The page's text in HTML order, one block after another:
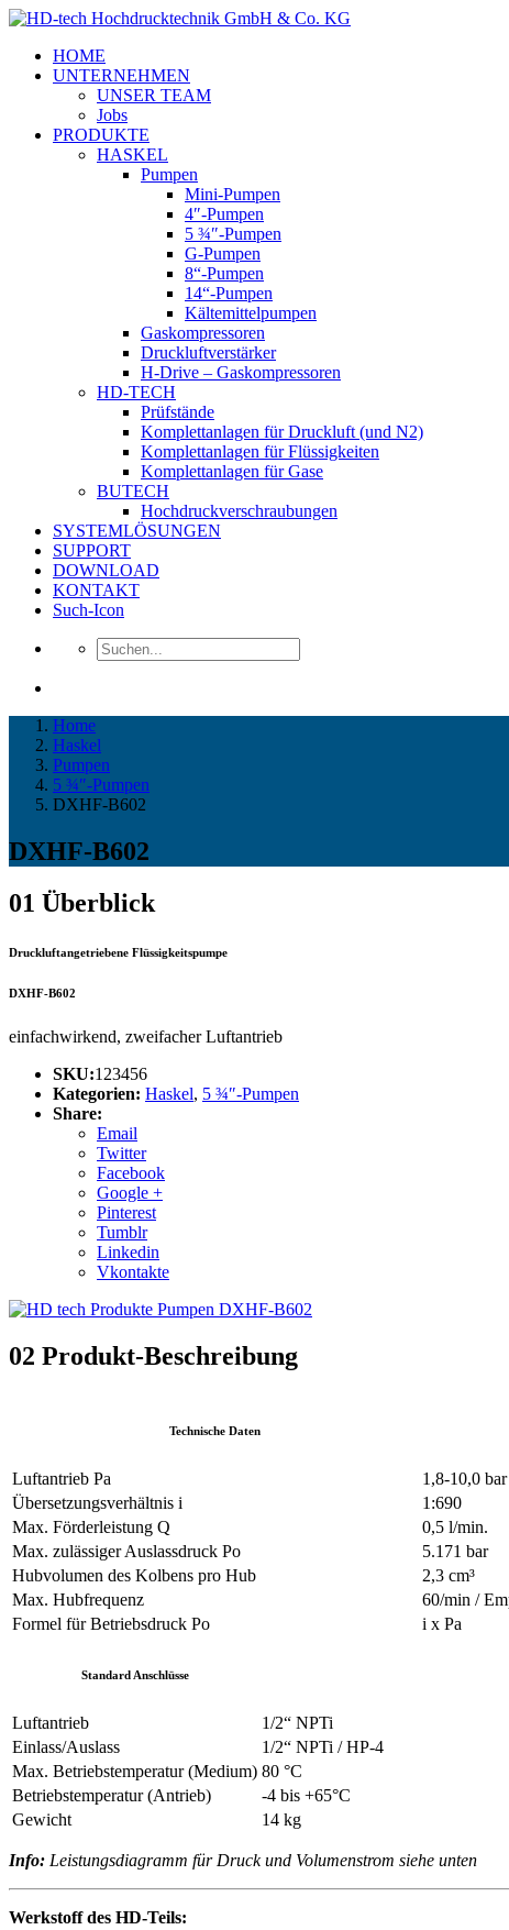
HOME
UNTERNEHMEN
UNSER TEAM
Jobs
PRODUKTE
HASKEL
Pumpen
Mini-Pumpen
4″-Pumpen
5 ¾″-Pumpen
G-Pumpen
8“-Pumpen
14“-Pumpen
Kältemittelpumpen
Gaskompressoren
Druckluftverstärker
H-Drive – Gaskompressoren
HD-TECH
Prüfstände
Komplettanlagen für Druckluft (und N2)
Komplettanlagen für Flüssigkeiten
Komplettanlagen für Gase
BUTECH
Hochdruckverschraubungen
SYSTEMLÖSUNGEN
SUPPORT
DOWNLOAD
KONTAKT
Such-Icon
Home
Haskel
Pumpen
5 ¾″-Pumpen
DXHF-B602
DXHF-B602
01 Überblick
Druckluftangetriebene Flüssigkeitspumpe
DXHF-B602
einfachwirkend, zweifacher Luftantrieb
SKU:123456
Kategorien: Haskel, 5 ¾″-Pumpen
Share:
Email
Twitter
Facebook
Google +
Pinterest
Tumblr
Linkedin
Vkontakte
02 Produkt-Beschreibung
Technische Daten
Luftantrieb Pa
1,8-10,0 bar
Übersetzungsverhältnis i
1:690
Max. Förderleistung Q
0,5 l/min.
Max. zulässiger Auslassdruck Po
5.171 bar
Hubvolumen des Kolbens pro Hub
2,3 cm³
Max. Hubfrequenz
60/min /
Formel für Betriebsdruck Po
i x Pa
Standard Anschlüsse
Luftantrieb
1/2“ NPTi
Einlass/Auslass
1/2“ NPTi / HP-4
Max. Betriebstemperatur (Medium) 80 °C
Betriebstemperatur (Antrieb)
-4 bis +65°C
Gewicht
14 kg
Info: Leistungsdiagramm für Druck und Volumenstrom siehe unten
Werkstoff des HD-Teils: